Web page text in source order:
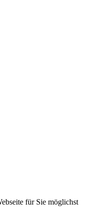
für Sie möglichst